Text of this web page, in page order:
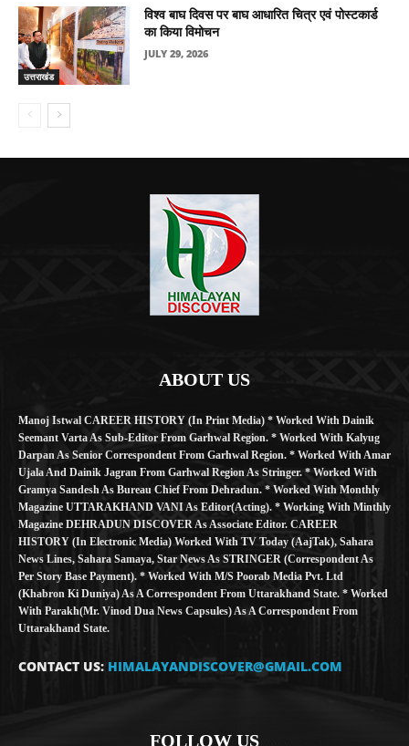
उत्तराखंड
विश्व बाघ दिवस पर बाघ आधारित चित्र एवं पोस्टकार्ड
का किया विमोचन
JULY 29, 2026
ABOUT US
Manoj Istwal CAREER HISTORY (in Print Media) * Worked With Dainik
Seemant Varta As Sub-Editor From Garhwal Region. * Worked With Kalyug
Darpan As Senior Correspondent From Garhwal Region. * Worked With Amar
Ujala And Dainik Jagran From Garhwal Region As Stringer. * Worked With
Gramya Sandesh As Bureau Chief From Dehradun. * Worked With Monthly
Magazine UTTARAKHAND VANI As Editor(Acting). * Working With Minthly
Magazine DEHRADUN DISCOVER As Associate Editor. CAREER
HISTORY (in Electronic Media) Worked With TV Today (AajTak), Sahara
News Lines, Sahara Samaya, Star News As STRINGER (Correspondent As
Per Story Base Payment). * Worked With M/S Poorab Media Pvt. Ltd
(Khabron Ki Duniya) As A Correspondent From Uttarakhand State. * Worked
With Parakh(Mr. Vinod Dua News Capsules) As A Correspondent From
Uttarakhand State.
CONTACT US: HIMALAYANDISCOVER@GMAIL.COM
FOLLOW US